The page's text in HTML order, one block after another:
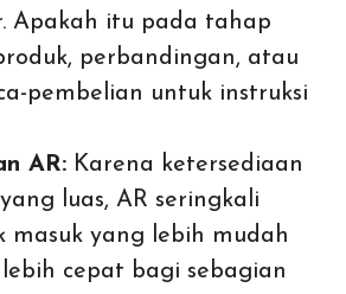
Apakah itu pada tahap
perbandingan, atau
pembelian untuk instruksi
AR: Karena ketersediaan
luas, AR seringkali
masuk yang lebih mudah
cepat bagi sebagian